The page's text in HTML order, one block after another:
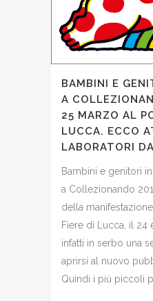
BAMBINI E
A
25 MARZO AL
LUCCA. ECCO
LABORATORI
Bambini e genitori
a Collezionando
della
Fiere di Lucca, il 24
infatti in serbo una
aprirsi al nuovo
Quindi i più piccoli